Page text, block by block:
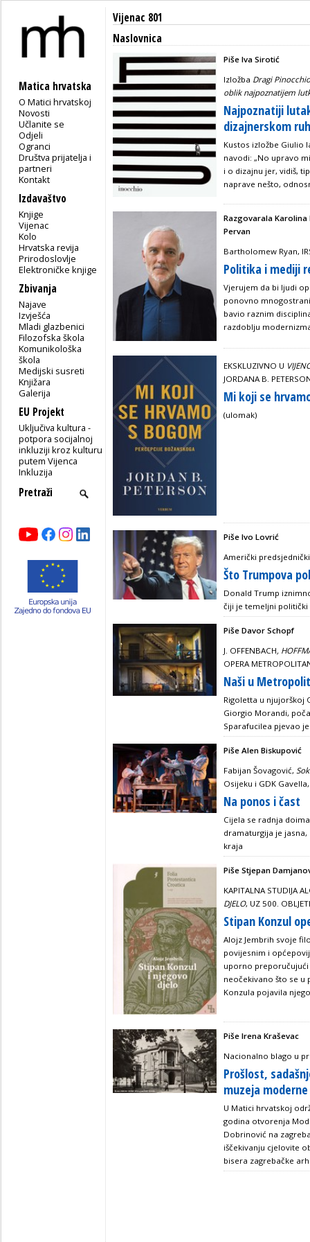
Matica hrvatska
O Matici hrvatskoj
Novosti
Učlanite se
Odjeli
Ogranci
Društva prijatelja i
partneri
Kontakt
Izdavaštvo
Knjige
Vijenac
Kolo
Hrvatska revija
Prirodoslovlje
Elektroničke knjige
Zbivanja
Najave
Izvješća
Mladi glazbenici
Filozofska škola
Komunikološka
škola
Medijski susreti
Knjižara
Galerija
EU Projekt
Uključiva kultura -
potpora socijalnoj
inkluziji kroz kulturu
putem Vijenca
Inkluzija
Vijenac 801
Naslovnica
Piše Iva Sirotić
Izložba Dragi
oblik najpoznatijem
Najpoznatiji
dizajnerskom
Kustos izložbe Giulio
navodi: „No upravo
i o dizajnu jer, vidiš,
naprave nešto,
Razgovarala Karolina
Pervan
Bartholomew Ryan,
Politika i mediji
Vjerujem da bi ljudi
ponovno
bavio raznim
razdoblju
EKSKLUZIVNO U
JORDANA B.
Mi koji se
(ulomak)
Piše Ivo Lovrić
Američki
Što Trumpova
Donald Trump
čiji je temeljni
Piše Davor Schopf
J. OFFENBACH,
OPERA
Naši u
Rigoletta u njujorškoj
Giorgio Morandi,
Sparafucilea pjevao
Piše Alen Biskupović
Fabijan Šovagović,
Osijeku i GDK
Na ponos i čast
Cijela se radnja
dramaturgija je
kraja
Piše Stjepan
KAPITALNA STUDIJA
DJELO, UZ 500.
Stipan Konzul
Alojz Jembrih svoje
povijesnim i
uporno
neočekivano što se u
Konzula pojavila
Piše Irena Kraševac
Nacionalno blago u
Prošlost,
muzeja
U Matici hrvatskoj
godina otvorenja
Dobrinović na
iščekivanju cjelovite
bisera zagrebačke